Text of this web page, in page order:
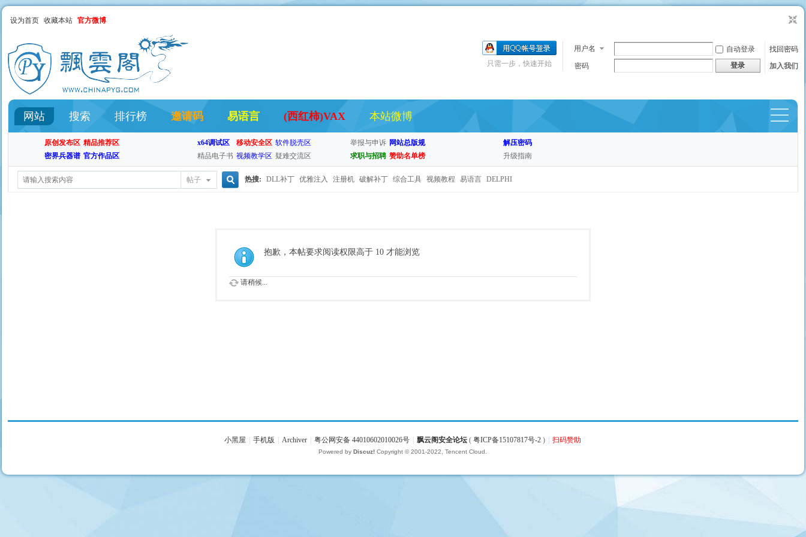
设为首页 收藏本站 官方微博
用户名 自动登录
找回密码
密码
登录 加入我们
只需一步，快速开始
网站 搜索 排行榜 邀请码 易语言 (西红柿)VAX 本站微博
原创发布区 精品推荐区
密界兵器谱 官方作品区
x64调试区 移动安全区 软件脱壳区
精品电子书 视频教学区 疑难交流区
举报与申诉 网站总版规
求职与招聘 赞助名单榜
解压密码
升级指南
帖子 热搜: DLL补丁 优雅注入 注册机 破解补丁 综合工具 视频教程 易语言 DELPHI
抱歉，本帖要求阅读权限高于 10 才能浏览
请稍候...
小黑屋 手机版 Archiver 粤公网安备 44010602010026号 飘云阁安全论坛 (粤ICP备15107817号-2 ) 扫码赞助
Powered byDiscuz! Copyright © 2001-2022, Tencent Cloud.